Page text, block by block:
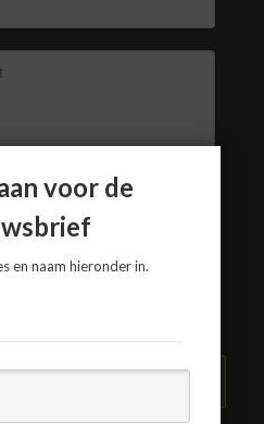
voor de
en naam hieronder in.